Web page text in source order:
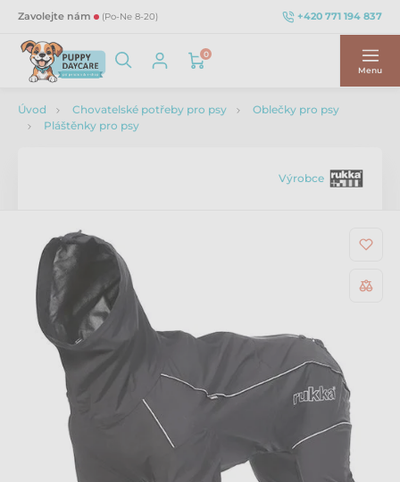
Zavolejte nám (Po-Ne 8-20) +420 771 194 837
0
Menu
Úvod Chovatelské potřeby pro psy
Oblečky pro psy
Pláštěnky pro psy
Výrobce